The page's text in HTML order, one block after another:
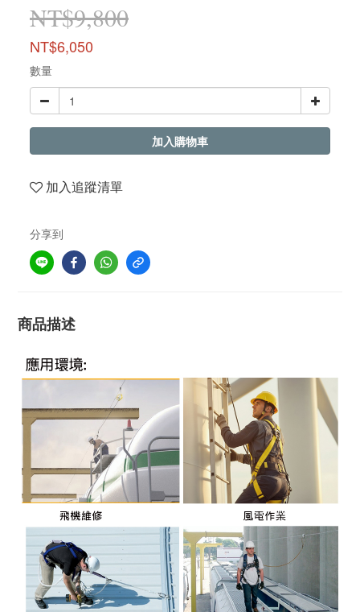
NT$9,800
NT$6,050
數量
加入購物車
加入追蹤清單
分享到
商品描述